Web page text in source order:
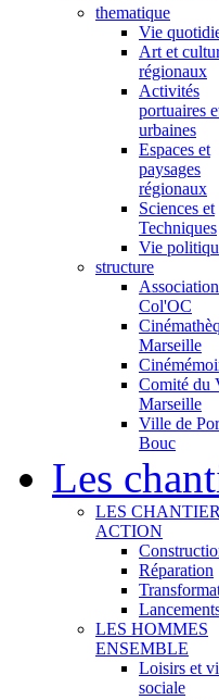
thematique
Vie
Art et
régionaux
Activités
portuaires
urbaines
Espaces et
paysages
régionaux
Sciences et
Techniques
Vie
structure
Association
Col'OC
Marseille
Comité du
Marseille
Ville de
Bouc
Les
LES
ACTION
Réparation
LES HOMMES
ENSEMBLE
Loisirs et
sociale